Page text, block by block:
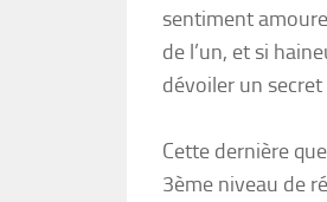
sentiment
de l’un, et si
dévoiler un
Cette dernière
3ème niveau de